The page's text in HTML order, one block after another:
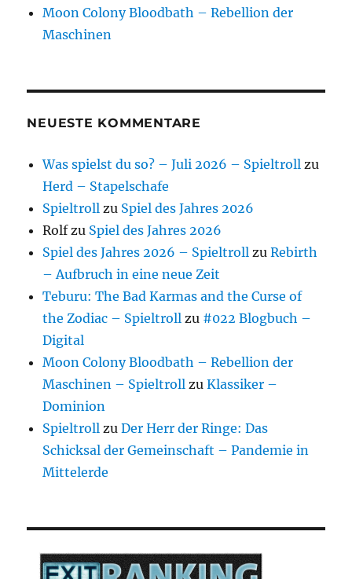
Moon Colony Bloodbath – Rebellion der
Maschinen
NEUESTE KOMMENTARE
Was spielst du so? – Juli 2026 – Spieltroll zu
Herd – Stapelschafe
Spieltroll zu Spiel des Jahres 2026
Rolfzu Spiel des Jahres 2026
Spiel des Jahres 2026 – Spieltroll zuRebirth
– Aufbruch in eine neue Zeit
Teburu: The Bad Karmas and the Curse of
the Zodiac – Spieltroll zu #022 Blogbuch –
Digital
Moon Colony Bloodbath – Rebellion der
Maschinen – Spieltroll zuKlassiker –
Dominion
Spieltroll zuDer Herr der Ringe: Das
Schicksal der Gemeinschaft – Pandemie in
Mittelerde